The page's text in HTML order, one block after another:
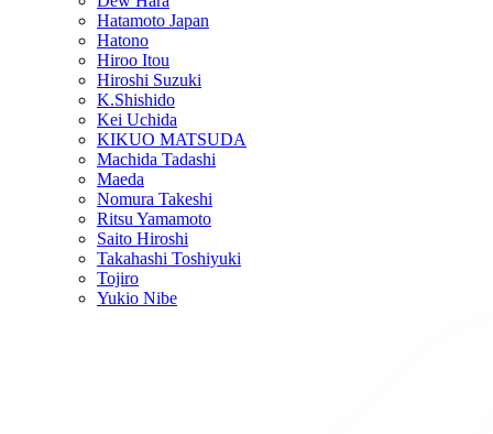
Hatamoto Japan
Hatono
Hiroo Itou
Hiroshi Suzuki
K.Shishido
Kei Uchida
KIKUO MATSUDA
Machida Tadashi
Maeda
Nomura Takeshi
Ritsu Yamamoto
Saito Hiroshi
Takahashi Toshiyuki
Tojiro
Yukio Nibe